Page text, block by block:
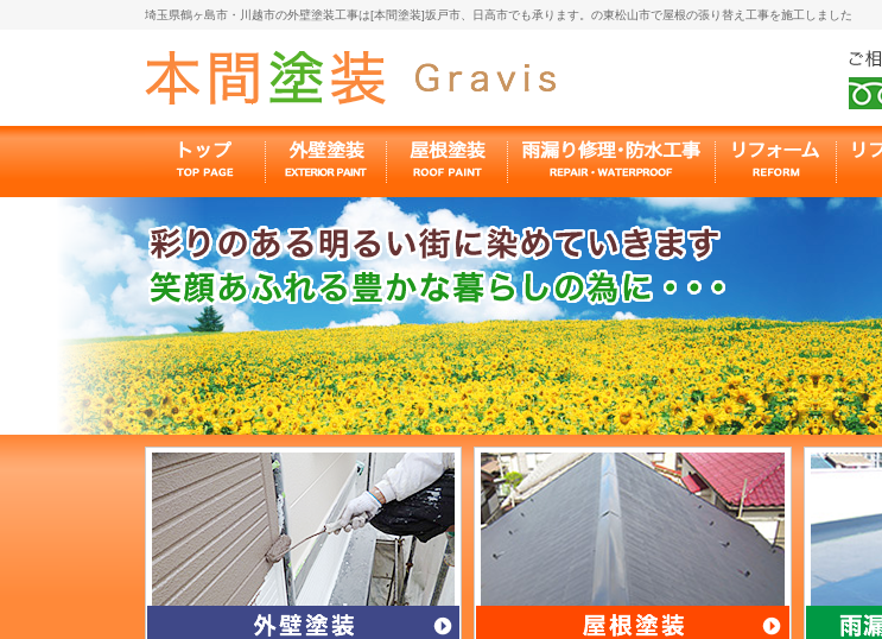
埼玉県鶴ヶ島市・川越市の外壁塗装工事は[本間塗装]坂戸市、日高市でも承ります。の東松山市で屋根の張り替え工事を施工しました